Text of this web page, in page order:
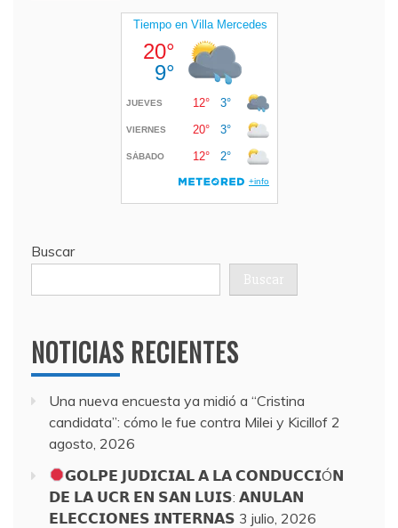
Buscar
Buscar
NOTICIAS RECIENTES
Una nueva encuesta ya midió a “Cristina
candidata”: cómo le fue contra Milei y Kicillof 2
agosto, 2026
𝗚𝗢𝗟𝗣𝗘 𝗝𝗨𝗗𝗜𝗖𝗜𝗔𝗟 𝗔 𝗟𝗔 𝗖𝗢𝗡𝗗𝗨𝗖𝗖𝗜Ó𝗡
𝗗𝗘 𝗟𝗔 𝗨𝗖𝗥 𝗘𝗡 𝗦𝗔𝗡 𝗟𝗨𝗜𝗦: 𝗔𝗡𝗨𝗟𝗔𝗡
𝗘𝗟𝗘𝗖𝗖𝗜𝗢𝗡𝗘𝗦 𝗜𝗡𝗧𝗘𝗥𝗡𝗔𝗦 3 julio, 2026